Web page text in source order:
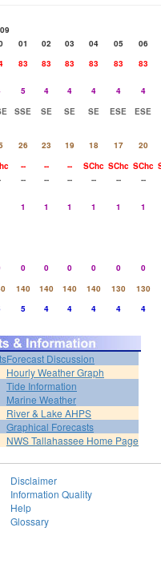
01 02 03 04 05 06
83 83 83 83 83 83
5 4 4 4 4 4
SSE SE SE SE ESE ESE
26 23 19 18 17 20
-- -- -- SChc SChc SChc
-- -- -- -- -- --
1 1 1 1 1 1
0 0 0 0 0 0
140 140 140 140 130 130
5 4 4 4 4 4
Forecast Discussion
Hourly Weather Graph
Tide Information
Marine Weather
River & Lake AHPS
Graphical Forecasts
NWS Tallahassee Home Page
Disclaimer
Information Quality
Help
Glossary